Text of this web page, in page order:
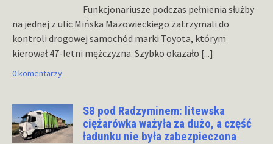
Funkcjonariusze podczas pełnienia służby
na jednej z ulic Mińska Mazowieckiego zatrzymali do
kontroli drogowej samochód marki Toyota, którym
kierował 47-letni mężczyzna. Szybko okazało [...]
0 komentarzy
S8 pod Radzyminem: litewska
ciężarówka ważyła za dużo, a część
ładunku nie była zabezpieczona